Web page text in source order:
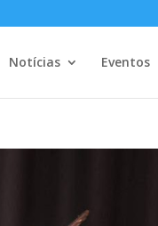
Notícias Eventos